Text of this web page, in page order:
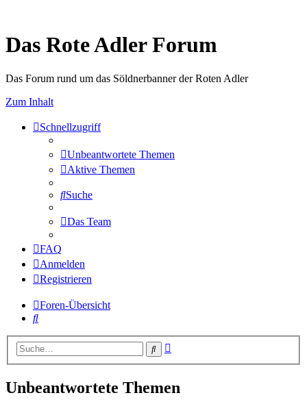
Das Rote Adler Forum
Das Forum rund um das Söldnerbanner der Roten Adler
Zum Inhalt
Schnellzugriff
Unbeantwortete Themen
Aktive Themen
Suche
Das Team
FAQ
Anmelden
Registrieren
Foren-Übersicht
Suche
Suche
Unbeantwortete Themen